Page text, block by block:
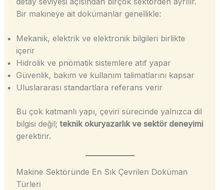
Bir makineye ait dokümanlar genellikle:
Mekanik, elektrik ve elektronik bilgileri birlikte
içerir
Hidrolik ve pnömatik sistemlere atıf yapar
Güvenlik, bakım ve kullanım talimatlarını kapsar
Uluslararası standartlara referans verir
Bu çok katmanlı yapı, çeviri sürecinde yalnızca dil
bilgisi değil;teknik okuryazarlık ve sektör deneyimi
gerektirir.
Makine Sektöründe En Sık Çevrilen Doküman
Türleri